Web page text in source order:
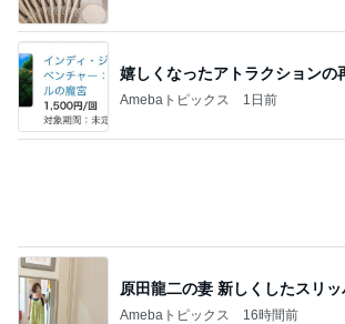
最近いただいてつけているお守り
Amebaトピックス 1日前